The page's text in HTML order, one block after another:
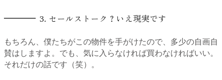
3. セールストーク？いえ現実です
もちろん、僕たちがこの物件を手がけたので、多少の自画自
賛はしますよ。でも、気に入らなければ買わなければいい。
それだけの話です（笑）。